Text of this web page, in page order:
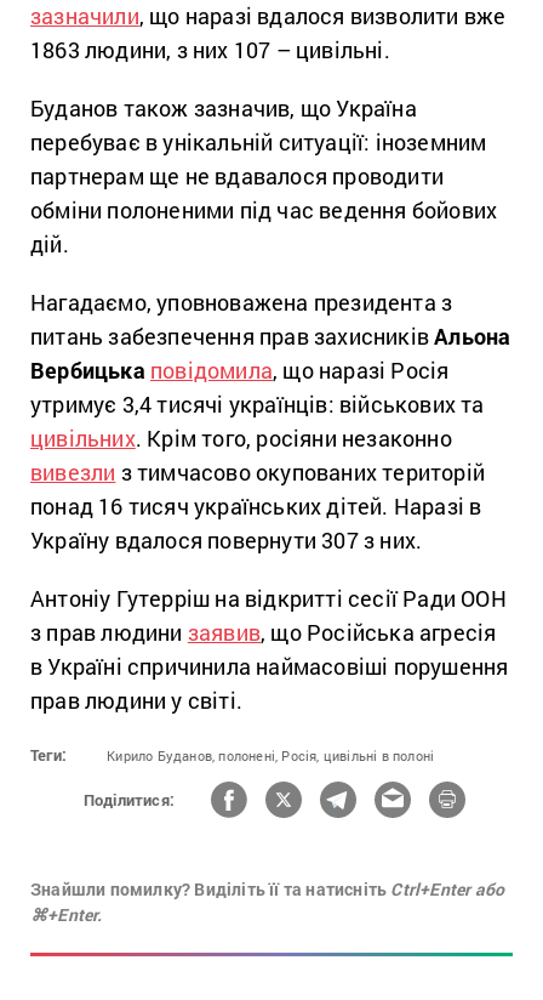
зазначили, що наразі вдалося визволити вже
1863 людини, з них 107 – цивільні.
Буданов також зазначив, що Україна
перебуває в унікальній ситуації: іноземним
партнерам ще не вдавалося проводити
обміни полоненими під час ведення бойових
дій.
Нагадаємо, уповноважена президента з
питань забезпечення прав захисниківАльона
Вербицька повідомила, що наразі Росія
утримує 3,4 тисячі українців: військових та
цивільних. Крім того, росіяни незаконно
вивезли з тимчасово окупованих територій
понад 16 тисяч українських дітей. Наразі в
Україну вдалося повернути 307 з них.
Антоніу Гутерріш на відкритті сесії Ради ООН
з прав людини заявив, що Російська агресія
в Україні спричинила наймасовіші порушення
прав людини у світі.
Теги: Кирило Буданов, полонені, Росія, цивільні в полоні
Поділитися:
Знайшли помилку? Виділіть її та натисніть Ctrl+Enter або
⌘+Enter.